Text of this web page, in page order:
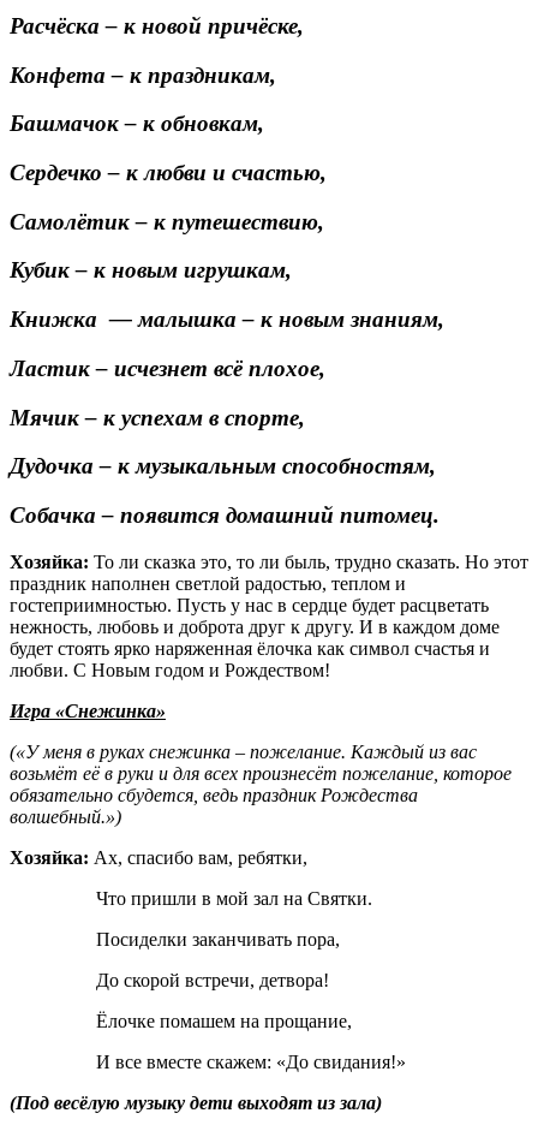
Расчёска– к новой причёске,
Конфета – к праздникам,
Башмачок– к обновкам,
Сердечко– к любви и счастью,
Самолётик– к путешествию,
Кубик– к новым игрушкам,
Книжка — малышка – к новым знаниям,
Ластик– исчезнет всё плохое,
Мячик– к успехам в спорте,
Дудочка– к музыкальным способностям,
Собачка – появится домашний питомец.
Хозяйка: То ли сказка это, то ли быль, трудно сказать. Но этот
праздник наполнен светлой радостью, теплом и
гостеприимностью. Пусть у нас в сердце будет расцветать
нежность, любовь и доброта друг к другу. И в каждом доме
будет стоять ярко наряженная ёлочка как символ счастья и
любви. С Новым годом и Рождеством!
Игра «Снежинка»
(«У меня в руках снежинка – пожелание. Каждый из вас
возьмёт её в руки и для всех произнесёт пожелание, которое
обязательно сбудется, ведь праздник Рождества
волшебный.»)
Хозяйка: Ах, спасибо вам, ребятки,
Что пришли в мой зал на Святки.
Посиделки заканчивать пора,
До скорой встречи, детвора!
Ёлочке помашем на прощание,
И все вместе скажем: «До свидания!»
(Под весёлую музыку дети выходят из зала)